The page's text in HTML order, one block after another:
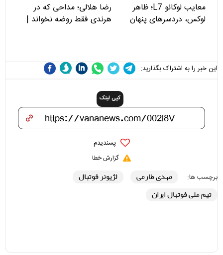
معایب لوکانو L7؛ ظاهر
لوکس، دردسرهای پنهان
رضا هلالی؛ مداحی که در
هرندی فقط روضه نخواند |
این خبر را به اشتراک بگذارید:
کپی لینک
پسندیدم
گزارش خطا
برچسب ها: مهدی طارمی
لژیونر فوتبال
تیم ملی فوتبال ایران